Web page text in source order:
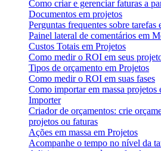
Como criar e gerenciar faturas a
Documentos em projetos
Perguntas frequentes sobre tarefas
Painel lateral de comentários em
Custos Totais em Projetos
Como medir o ROI em seus
Tipos de orçamento em Projetos
Como medir o ROI em suas fases
Como importar em massa projetos
Importer
Criador de orçamentos: crie
projetos ou faturas
Ações em massa em Projetos
Acompanhe o tempo no nível da